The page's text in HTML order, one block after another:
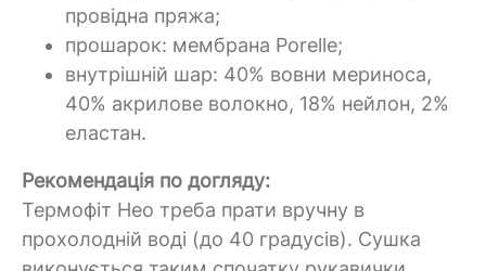
провідна пряжа;
прошарок: мембрана Porelle;
внутрішній шар: 40% вовни мериноса,
40% акрилове волокно, 18% нейлон, 2%
еластан.
Рекомендація по догляду:
Термофіт Нео треба прати вручну в
прохолодній воді (до 40 градусів). Сушка